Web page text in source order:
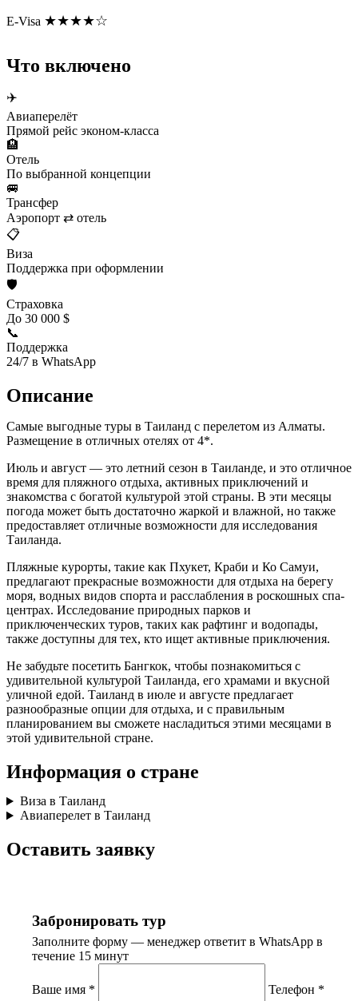
E-Visa ★★★★☆
Что включено
✈️
Авиаперелёт
Прямой рейс эконом-класса
🏨
Отель
По выбранной концепции
🚐
Трансфер
Аэропорт ⇄ отель
📋
Виза
Поддержка при оформлении
🛡️
Страховка
До 30 000 $
📞
Поддержка
24/7 в WhatsApp
Описание
Самые выгодные туры в Таиланд с перелетом из Алматы.
Размещение в отличных отелях от 4*.
Июль и август — это летний сезон в Таиланде, и это отличное
время для пляжного отдыха, активных приключений и
знакомства с богатой культурой этой страны. В эти месяцы
погода может быть достаточно жаркой и влажной, но также
предоставляет отличные возможности для исследования
Таиланда.
Пляжные курорты, такие как Пхукет, Краби и Ко Самуи,
предлагают прекрасные возможности для отдыха на берегу
моря, водных видов спорта и расслабления в роскошных спа-
центрах. Исследование природных парков и
приключенческих туров, таких как рафтинг и водопады,
также доступны для тех, кто ищет активные приключения.
Не забудьте посетить Бангкок, чтобы познакомиться с
удивительной культурой Таиланда, его храмами и вкусной
уличной едой. Таиланд в июле и августе предлагает
разнообразные опции для отдыха, и с правильным
планированием вы сможете насладиться этими месяцами в
этой удивительной стране.
Информация о стране
Виза в Таиланд
Авиаперелет в Таиланд
Оставить заявку
Забронировать тур
Заполните форму — менеджер ответит в WhatsApp в
течение 15 минут
Ваше имя * Телефон *